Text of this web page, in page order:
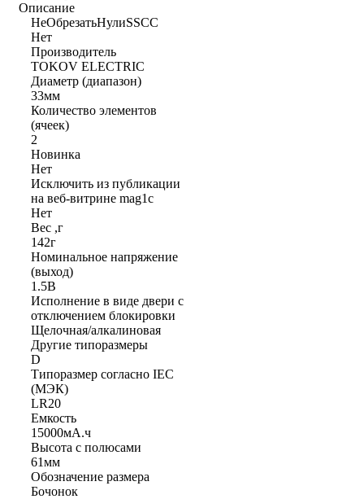
Описание
НеОбрезатьНулиSSCC
Нет
Производитель
TOKOV ELECTRIC
Диаметр (диапазон)
33мм
Количество элементов
(ячеек)
2
Новинка
Нет
Исключить из публикации
на веб-витрине mag1c
Нет
Вес ,г
142г
Номинальное напряжение
(выход)
1.5В
Исполнение в виде двери с
отключением блокировки
Щелочная/алкалиновая
Другие типоразмеры
D
Типоразмер согласно IEC
(МЭК)
LR20
Емкость
15000мА.ч
Высота с полюсами
61мм
Обозначение размера
Бочонок